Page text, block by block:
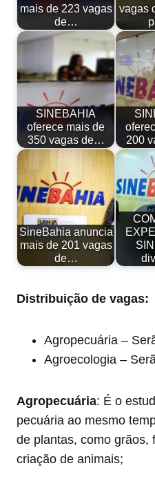
mais de 223 vagas
de…
vagas
SINEBAHIA
oferece mais de
350 vagas de…
200
SineBahia anuncia
mais de 201 vagas
de…
Distribuição de vagas:
Agropecuária –
Agroecologia –
Agropecuária: É o
pecuária ao mesmo
de plantas, como grãos,
criação de animais;